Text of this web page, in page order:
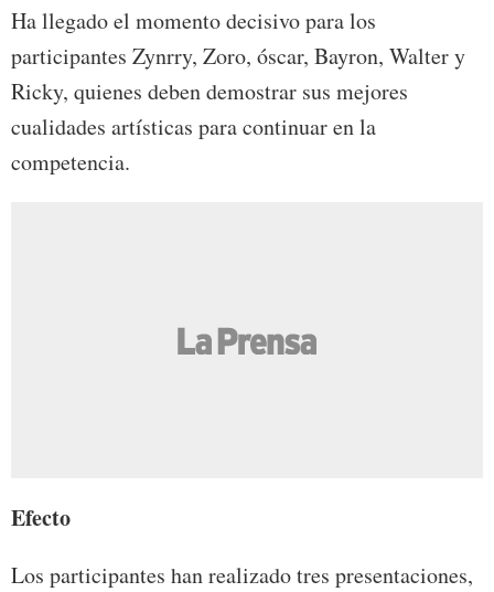
Ha llegado el momento decisivo para los
participantes Zynrry, Zoro, óscar, Bayron, Walter y
Ricky, quienes deben demostrar sus mejores
cualidades artísticas para continuar en la
competencia.
Efecto
Los participantes han realizado tres presentaciones,